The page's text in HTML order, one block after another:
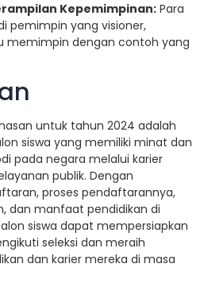
Kepemimpinan: Para
pemimpin yang visioner,
memimpin dengan contoh yang
untuk tahun 2024 adalah
siswa yang memiliki minat dan
pada negara melalui karier
publik. Dengan
proses pendaftarannya,
dan manfaat pendidikan di
siswa dapat mempersiapkan
seleksi dan meraih
dan karier mereka di masa